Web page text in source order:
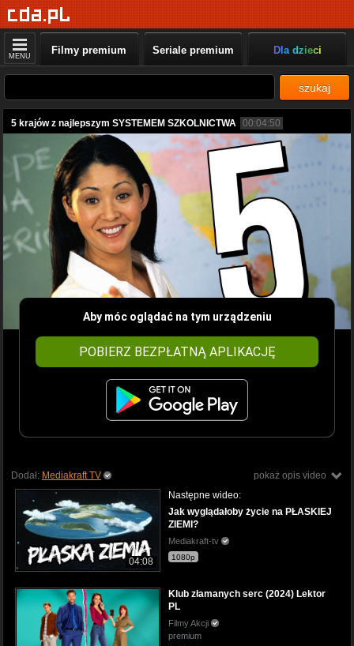
MENU Filmy premium Seriale premium Dla dzieci
szukaj
5 krajów z najlepszym SYSTEMEM SZKOLNICTWA 00:04:50
Aby móc oglądać na tym urządzeniu
POBIERZ BEZPŁATNĄ APLIKACJĘ
pokaż opis video
Dodał: Mediakraft TV
04:08
Następne wideo:
Jak wyglądałoby życie na PŁASKIEJ
ZIEMI?
Mediakraft-tv
1080p
Klub złamanych serc (2024) Lektor
PL
Filmy Akcji
premium